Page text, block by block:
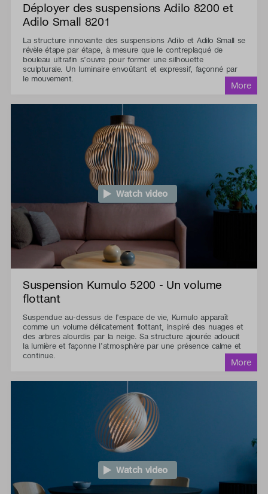
Déployer des suspensions Adilo 8200 et
Adilo Small 8201
La structure innovante des suspensions Adilo et Adilo Small se
révèle étape par étape, à mesure que le contreplaqué de
bouleau ultrafin s’ouvre pour former une silhouette
sculpturale. Un luminaire envoûtant et expressif, façonné par
le mouvement.
Watch video
Suspension Kumulo 5200 - Un volume
flottant
Suspendue au-dessus de l’espace de vie, Kumulo apparaît
comme un volume délicatement flottant, inspiré des nuages et
des arbres alourdis par la neige. Sa structure ajourée adoucit
la lumière et façonne l’atmosphère par une présence calme et
continue.
Watch video